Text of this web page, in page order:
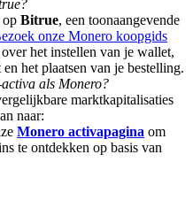
pool
USDT
op Bitrue, een toonaangevende
onze Monero koopgids
het instellen van je wallet,
het plaatsen van je bestelling.
als Monero?
marktkapitalisaties
naar:
Monero activapagina om
te ontdekken op basis van